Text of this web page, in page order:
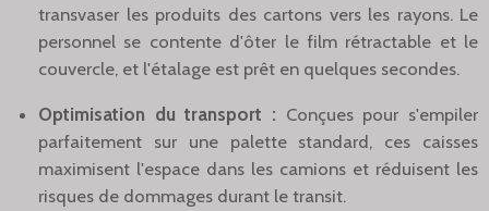
transvaser les produits des cartons vers les rayons. Le
personnel se contente d'ôter le film rétractable et le
couvercle, et l'étalage est prêt en quelques secondes.
Optimisation du transport : Conçues pour s'empiler
parfaitement sur une palette standard, ces caisses
maximisent l'espace dans les camions et réduisent les
risques de dommages durant le transit.